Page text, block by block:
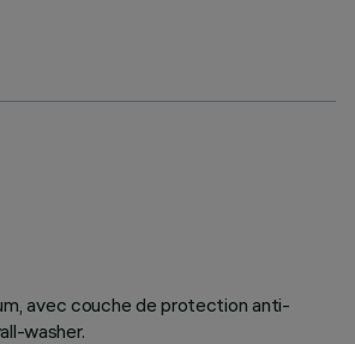
avec couche de protection anti-
washer.